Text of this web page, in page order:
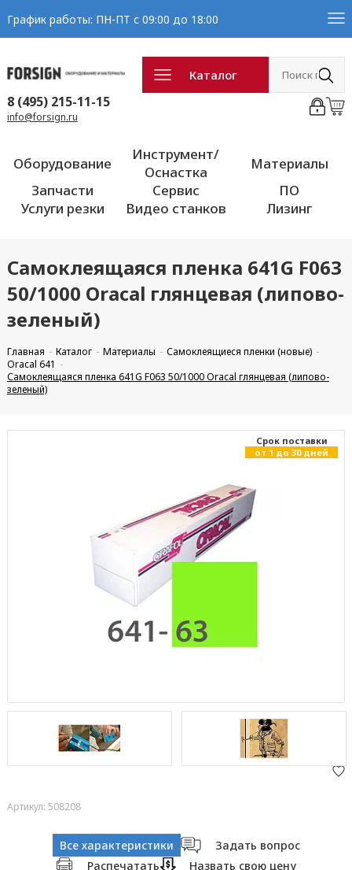
График работы: ПН-ПТ с 09:00 до 18:00
Каталог
8 (495) 215-11-15
info@forsign.ru
Оборудование
Инструмент/
Оснастка
Материалы
Запчасти
Сервис
ПО
Услуги резки
Видео станков Лизинг
Самоклеящаяся пленка 641G F063
50/1000 Oracal глянцевая (липово-
зеленый)
Главная Каталог Материалы
Самоклеящиеся пленки (новые)
Oracal 641
Самоклеящаяся пленка 641G F063 50/1000 Oracal глянцевая (липово-
зеленый)
Cрок поставки
от 1 до 30 дней
Артикул: 508208
Все характеристики
Задать вопрос
Распечатать
Назвать свою цену